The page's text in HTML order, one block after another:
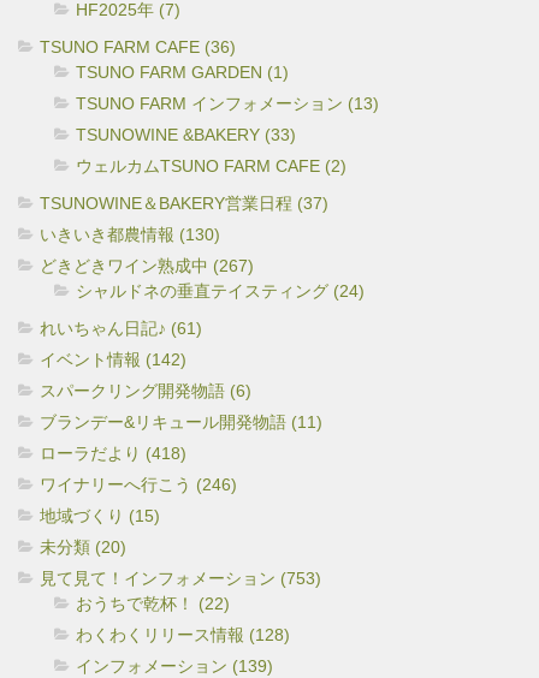
HF2025年 (7)
TSUNO FARM CAFE (36)
TSUNO FARM GARDEN (1)
TSUNO FARM インフォメーション (13)
TSUNOWINE &BAKERY (33)
ウェルカムTSUNO FARM CAFE (2)
TSUNOWINE＆BAKERY営業日程 (37)
いきいき都農情報 (130)
どきどきワイン熟成中 (267)
シャルドネの垂直テイスティング (24)
れいちゃん日記♪ (61)
イベント情報 (142)
スパークリング開発物語 (6)
ブランデー&リキュール開発物語 (11)
ローラだより (418)
ワイナリーへ行こう (246)
地域づくり (15)
未分類 (20)
見て見て！インフォメーション (753)
おうちで乾杯！ (22)
わくわくリリース情報 (128)
インフォメーション (139)